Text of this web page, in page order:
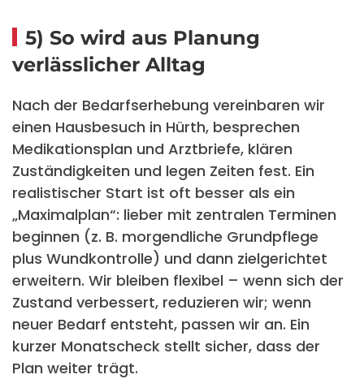
5) So wird aus Planung
verlässlicher Alltag
Nach der Bedarfserhebung vereinbaren wir
einen Hausbesuch in Hürth, besprechen
Medikationsplan und Arztbriefe, klären
Zuständigkeiten und legen Zeiten fest. Ein
realistischer Start ist oft besser als ein
„Maximalplan“: lieber mit zentralen Terminen
beginnen (z. B. morgendliche Grundpflege
plus Wundkontrolle) und dann zielgerichtet
erweitern. Wir bleiben flexibel – wenn sich der
Zustand verbessert, reduzieren wir; wenn
neuer Bedarf entsteht, passen wir an. Ein
kurzer Monatscheck stellt sicher, dass der
Plan weiter trägt.